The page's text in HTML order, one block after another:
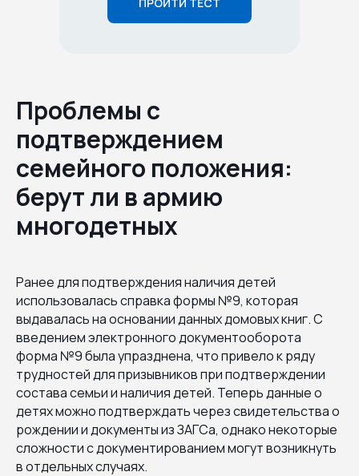
Проблемы с
подтверждением
семейного положения:
берут ли в армию
многодетных
Ранее для подтверждения наличия детей
использовалась справка формы №9, которая
выдавалась на основании данных домовых книг. С
введением электронного документооборота
форма №9 была упразднена, что привело к ряду
трудностей для призывников при подтверждении
состава семьи и наличия детей. Теперь данные о
детях можно подтверждать через свидетельства о
рождении и документы из ЗАГСа, однако некоторые
сложности с документированием могут возникнуть
в отдельных случаях.